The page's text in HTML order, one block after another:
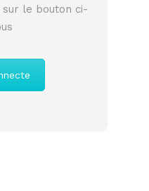
le bouton ci-